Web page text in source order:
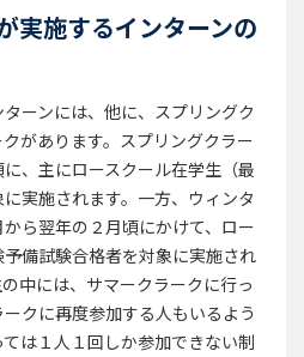
実施するインターンの
ーンには、他に、スプリングク
があります。スプリングクラー
、主にロースクール在学生（最
実施されます。一方、ウィンタ
ら翌年の２月頃にかけて、ロー
備試験合格者を対象に実施され
中には、サマークラークに行っ
クに再度参加する人もいるよう
は１人１回しか参加できない制